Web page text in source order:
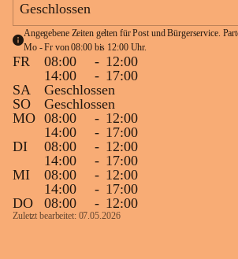
Geschlossen
Angegebene Zeiten gelten für Post und Bürgerservice.
Mo - Fr von 08:00 bis 12:00 Uhr.
FR 08:00 - 12:00
14:00
- 17:00
SA
Geschlossen
SO
Geschlossen
MO 08:00 - 12:00
14:00
- 17:00
DI
08:00 - 12:00
14:00
- 17:00
MI
08:00 - 12:00
14:00
- 17:00
DO
08:00 - 12:00
Zuletzt bearbeitet: 07.05.2026